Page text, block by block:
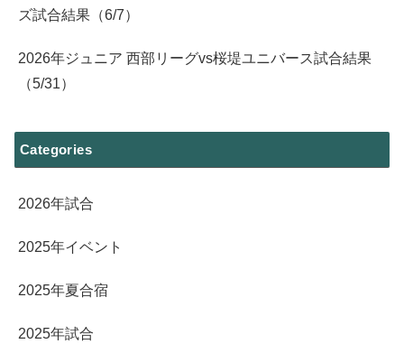
ズ試合結果（6/7）
2026年ジュニア 西部リーグvs桜堤ユニバース試合結果
（5/31）
Categories
2026年試合
2025年イベント
2025年夏合宿
2025年試合